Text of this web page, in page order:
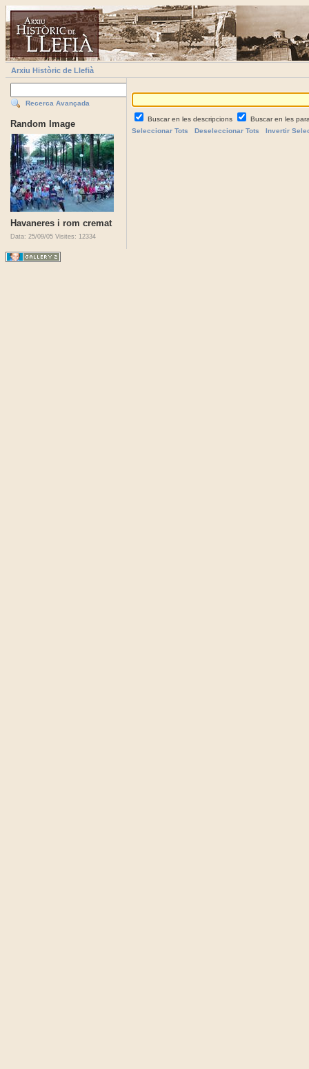
Arxiu Històric de Llefià
Recerca Avançada
Random Image
Havaneres i rom cremat
Data: 25/09/05 Visites: 12334
Buscar en les descripcions
Buscar en les
Seleccionar Tots
Deseleccionar Tots Invertir